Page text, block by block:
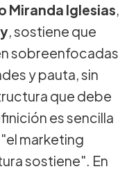
Miranda Iglesias,
, sostiene que
sobreenfocadas
y pauta, sin
que debe
es sencilla
marketing
sostiene". En